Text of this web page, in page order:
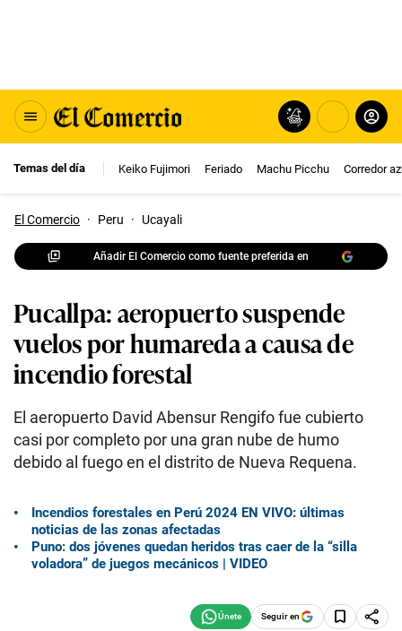
Temas del día Keiko Fujimori Feriado Machu Picchu Corredor
El Comercio · Peru · Ucayali
Añadir El Comercio como fuente preferida en
Pucallpa: aeropuerto suspende
vuelos por humareda a causa de
incendio forestal
El aeropuerto David Abensur Rengifo fue cubierto
casi por completo por una gran nube de humo
debido al fuego en el distrito de Nueva Requena.
Incendios forestales en Perú 2024 EN VIVO: últimas
noticias de las zonas afectadas
Puno: dos jóvenes quedan heridos tras caer de la “silla
voladora” de juegos mecánicos | VIDEO
Seguir en